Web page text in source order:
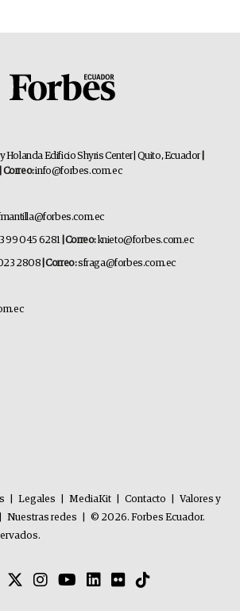
Holanda Edificio Shyris Center | Quito, Ecuador
| Correo:info@forbes.com.ec
99 045 6281 | Correo: knieto@forbes.com.ec
2808 | Correo:sfraga@forbes.com.ec
Legales MediaKit Contacto
Valores y
Nuestras redes
© 2026. Forbes Ecuador.